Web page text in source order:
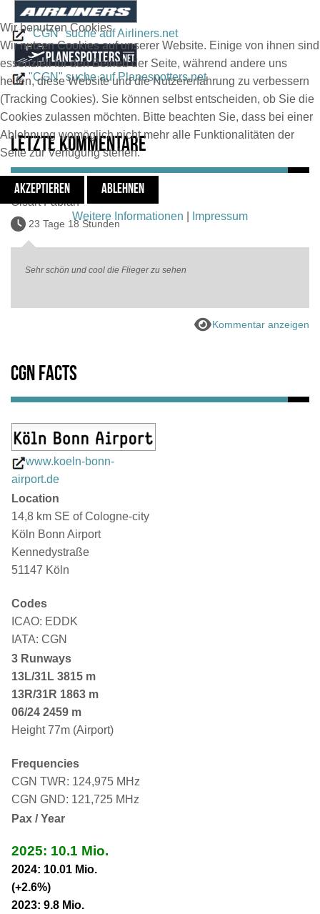
"CGN" suche auf Airliners.net
"CGN" suche auf Planespotters.net
Letzte Kommentare
Gisart Fabian
23 Tage 18 Stunden
Sehr schön und cool die Flieger zu sehen
Kommentar anzeigen
CGN Facts
www.koeln-bonn-
airport.de
Location
14,8 km SE of Cologne-city
Köln Bonn Airport
Kennedystraße
51147 Köln
Codes
ICAO: EDDK
IATA: CGN
3 Runways
13L/31L 3815 m
13R/31R 1863 m
06/24 2459 m
Height 77m (Airport)
Frequencies
CGN TWR: 124,975 MHz
CGN GND: 121,725 MHz
Pax / Year
2025: 10.1 Mio.
2024: 10.01 Mio.
(+2.6%)
2023: 9.8 Mio.
Wir benutzen Cookies
Wir nutzen Cookies auf unserer Website. Einige von ihnen sind
essenziell für den Betrieb der Seite, während andere uns
helfen, diese Website und die Nutzererfahrung zu verbessern
(Tracking Cookies). Sie können selbst entscheiden, ob Sie die
Cookies zulassen möchten. Bitte beachten Sie, dass bei einer
Ablehnung womöglich nicht mehr alle Funktionalitäten der
Seite zur Verfügung stehen.
AKZEPTIEREN ABLEHNEN
Weitere Informationen Impressum